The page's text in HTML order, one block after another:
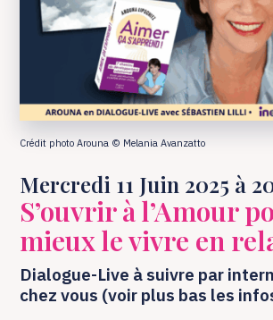
Crédit photo Arouna © Melania Avanzatto
Mercredi 11 Juin 2025 à
S’ouvrir à l’Amour
mieux le vivre en
Dialogue-Live à suivre par
chez vous (voir plus bas les